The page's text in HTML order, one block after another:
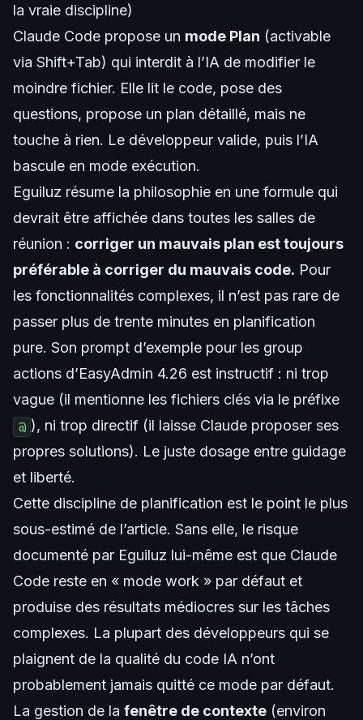
la vraie discipline)
Claude Code propose un mode Plan (activable
via Shift+Tab) qui interdit à l’IA de modifier le
moindre fichier. Elle lit le code, pose des
questions, propose un plan détaillé, mais ne
touche à rien. Le développeur valide, puis l’IA
bascule en mode exécution.
Eguiluz résume la philosophie en une formule qui
devrait être affichée dans toutes les salles de
réunion : corriger un mauvais plan est toujours
préférable à corriger du mauvais code. Pour
les fonctionnalités complexes, il n’est pas rare de
passer plus de trente minutes en planification
pure. Son prompt d’exemple pour les group
actions d’EasyAdmin 4.26 est instructif : ni trop
vague (il mentionne les fichiers clés via le préfixe
@ ), ni trop directif (il laisse Claude proposer ses
propres solutions). Le juste dosage entre guidage
et liberté.
Cette discipline de planification est le point le plus
sous-estimé de l’article. Sans elle, le risque
documenté par Eguiluz lui-même est que Claude
Code reste en « mode work » par défaut et
produise des résultats médiocres sur les tâches
complexes. La plupart des développeurs qui se
plaignent de la qualité du code IA n’ont
probablement jamais quitté ce mode par défaut.
La gestion de la fenêtre de contexte (environ